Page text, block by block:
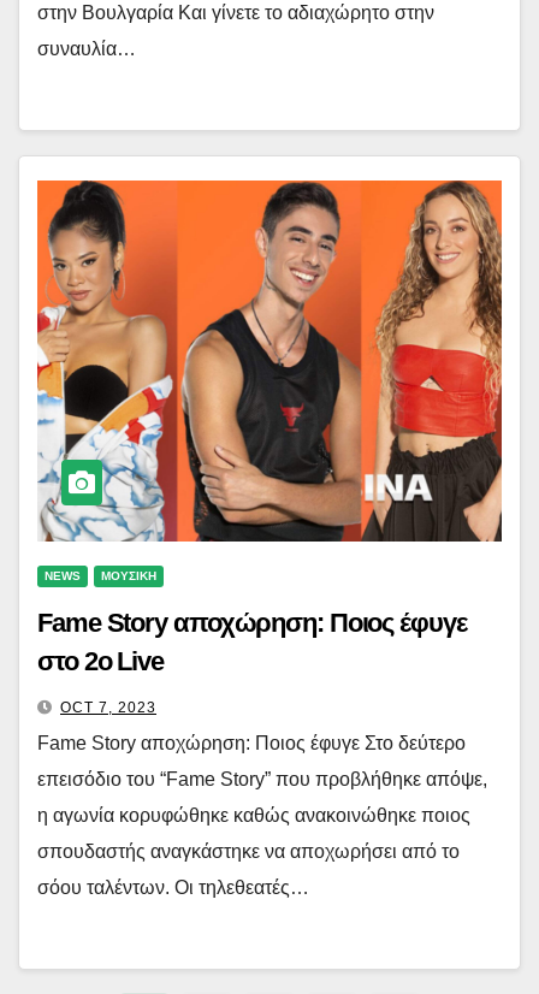
στην Βουλγαρία Και γίνετε το αδιαχώρητο στην
συναυλία…
NEWS ΜΟΥΣΙΚΗ
Fame Story αποχώρηση: Ποιος έφυγε
στο 2ο Live
OCT 7, 2023
Fame Story αποχώρηση: Ποιος έφυγε Στο δεύτερο
επεισόδιο του “Fame Story” που προβλήθηκε απόψε,
η αγωνία κορυφώθηκε καθώς ανακοινώθηκε ποιος
σπουδαστής αναγκάστηκε να αποχωρήσει από το
σόου ταλέντων. Οι τηλεθεατές…